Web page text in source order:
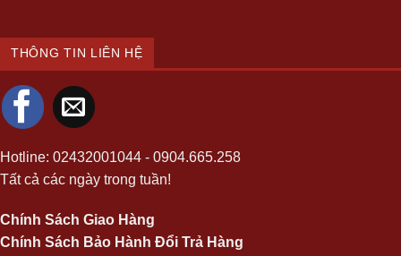
THÔNG TIN LIÊN HỆ
Hotline: 02432001044 - 0904.665.258
Tất cả các ngày trong tuần!
Chính Sách Giao Hàng
Chính Sách Bảo Hành Đổi Trả Hàng